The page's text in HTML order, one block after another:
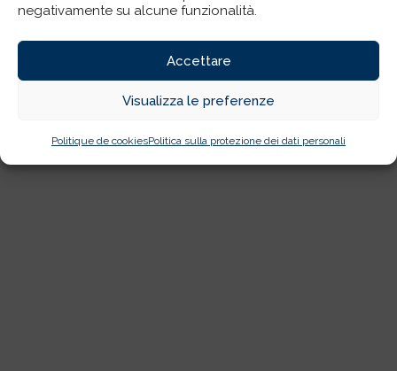
negativamente su alcune funzionalità.
Accettare
Visualizza le preferenze
Politique de cookiesPolitica sulla protezione dei dati personali